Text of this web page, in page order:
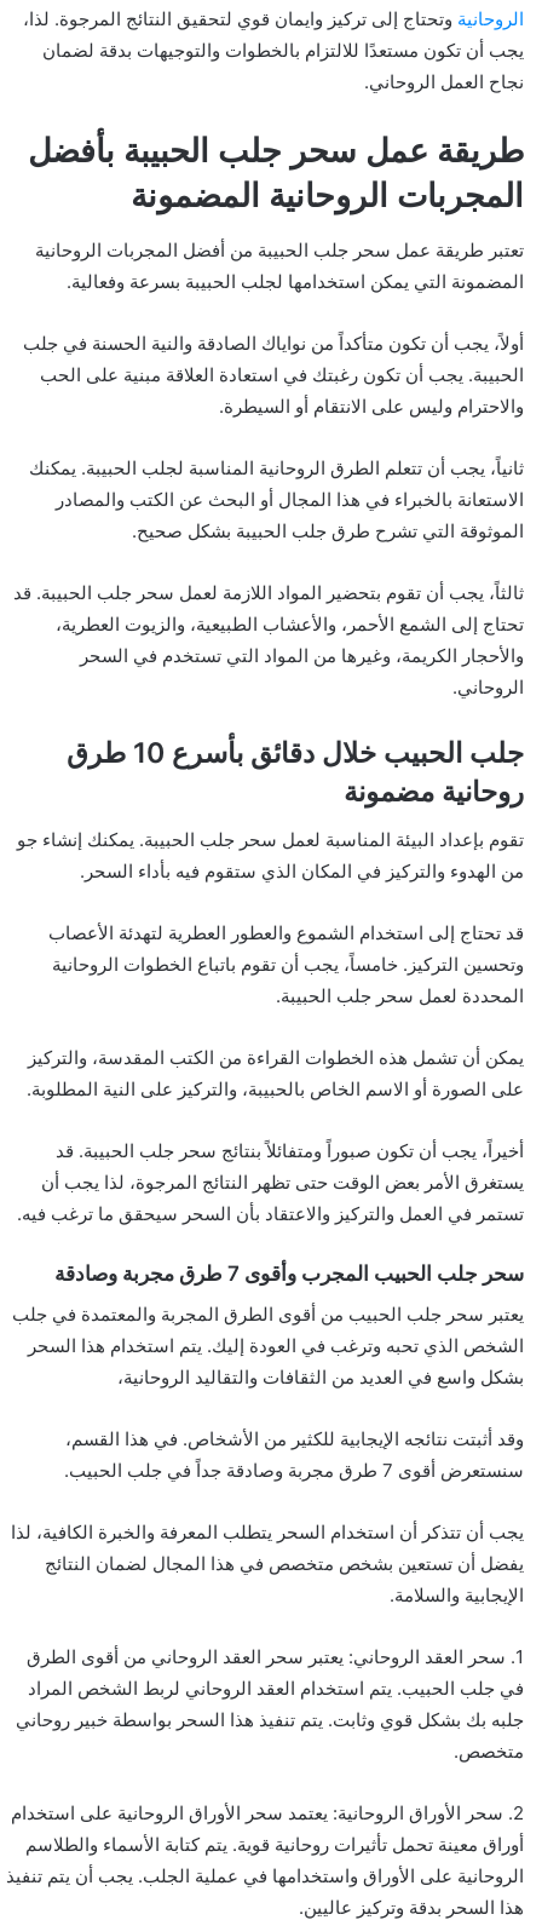
الروحانية وتحتاج إلى تركيز وايمان قوي لتحقيق النتائج المرجوة. لذا،
يجب أن تكون مستعدًا للالتزام بالخطوات والتوجيهات بدقة لضمان
نجاح العمل الروحاني.
طريقة عمل سحر جلب الحبيبة بأفضل
المجربات الروحانية المضمونة
تعتبر طريقة عمل سحر جلب الحبيبة من أفضل المجربات الروحانية
المضمونة التي يمكن استخدامها لجلب الحبيبة بسرعة وفعالية.
أولاً، يجب أن تكون متأكداً من نواياك الصادقة والنية الحسنة في جلب
الحبيبة. يجب أن تكون رغبتك في استعادة العلاقة مبنية على الحب
والاحترام وليس على الانتقام أو السيطرة.
ثانياً، يجب أن تتعلم الطرق الروحانية المناسبة لجلب الحبيبة. يمكنك
الاستعانة بالخبراء في هذا المجال أو البحث عن الكتب والمصادر
الموثوقة التي تشرح طرق جلب الحبيبة بشكل صحيح.
ثالثاً، يجب أن تقوم بتحضير المواد اللازمة لعمل سحر جلب الحبيبة. قد
تحتاج إلى الشمع الأحمر، والأعشاب الطبيعية، والزيوت العطرية،
والأحجار الكريمة، وغيرها من المواد التي تستخدم في السحر
الروحاني.
جلب الحبيب خلال دقائق بأسرع 10 طرق
روحانية مضمونة
تقوم بإعداد البيئة المناسبة لعمل سحر جلب الحبيبة. يمكنك إنشاء جو
من الهدوء والتركيز في المكان الذي ستقوم فيه بأداء السحر.
قد تحتاج إلى استخدام الشموع والعطور العطرية لتهدئة الأعصاب
وتحسين التركيز. خامساً، يجب أن تقوم باتباع الخطوات الروحانية
المحددة لعمل سحر جلب الحبيبة.
يمكن أن تشمل هذه الخطوات القراءة من الكتب المقدسة، والتركيز
على الصورة أو الاسم الخاص بالحبيبة، والتركيز على النية المطلوبة.
أخيراً، يجب أن تكون صبوراً ومتفائلاً بنتائج سحر جلب الحبيبة. قد
يستغرق الأمر بعض الوقت حتى تظهر النتائج المرجوة، لذا يجب أن
تستمر في العمل والتركيز والاعتقاد بأن السحر سيحقق ما ترغب فيه.
سحر جلب الحبيب المجرب وأقوى 7 طرق مجربة وصادقة
يعتبر سحر جلب الحبيب من أقوى الطرق المجربة والمعتمدة في جلب
الشخص الذي تحبه وترغب في العودة إليك. يتم استخدام هذا السحر
بشكل واسع في العديد من الثقافات والتقاليد الروحانية،
وقد أثبتت نتائجه الإيجابية للكثير من الأشخاص. في هذا القسم،
سنستعرض أقوى 7 طرق مجربة وصادقة جداً في جلب الحبيب.
يجب أن تتذكر أن استخدام السحر يتطلب المعرفة والخبرة الكافية، لذا
يفضل أن تستعين بشخص متخصص في هذا المجال لضمان النتائج
الإيجابية والسلامة.
1. سحر العقد الروحاني: يعتبر سحر العقد الروحاني من أقوى الطرق
في جلب الحبيب. يتم استخدام العقد الروحاني لربط الشخص المراد
جلبه بك بشكل قوي وثابت. يتم تنفيذ هذا السحر بواسطة خبير روحاني
متخصص.
2. سحر الأوراق الروحانية: يعتمد سحر الأوراق الروحانية على استخدام
أوراق معينة تحمل تأثيرات روحانية قوية. يتم كتابة الأسماء والطلاسم
الروحانية على الأوراق واستخدامها في عملية الجلب. يجب أن يتم تنفيذ
هذا السحر بدقة وتركيز عاليين.